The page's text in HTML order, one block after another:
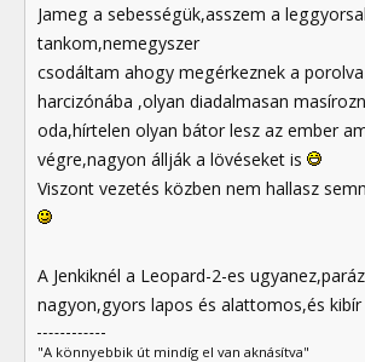
Jameg a sebességük,asszem a
tankom,nemegyszer
csodáltam ahogy megérkeznek a
harcizónába ,olyan diadalmasan
oda,hírtelen olyan bátor lesz az ember
végre,nagyon állják a lövéseket is
Viszont vezetés közben nem hallasz
A Jenkiknél a Leopard-2-es
nagyon,gyors lapos és alattomos,és
"A könnyebbik út mindíg el van aknásítva"